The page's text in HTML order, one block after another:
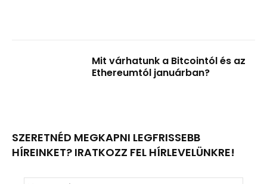
Mit várhatunk a Bitcointól és az
Ethereumtól januárban?
SZERETNÉD MEGKAPNI LEGFRISSEBB
HÍREINKET? IRATKOZZ FEL HÍRLEVELÜNKRE!